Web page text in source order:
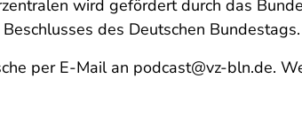
wird gefördert durch das
des Deutschen Bundestags.
per E-Mail an podcast@vz-bln.de.